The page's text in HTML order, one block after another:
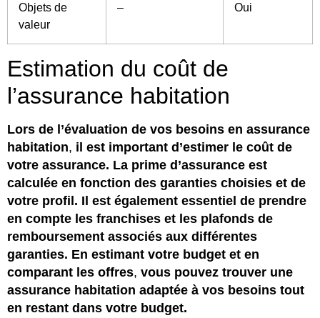
Objets de
valeur
– Oui
Estimation du coût de
l’assurance habitation
Lors de l’évaluation de vos besoins en assurance
habitation, il est important d’estimer le coût de
votre assurance. La prime d’assurance est
calculée en fonction des garanties choisies et de
votre profil. Il est également essentiel de prendre
en compte les franchises et les plafonds de
remboursement associés aux différentes
garanties. En estimant votre budget et en
comparant les offres, vous pouvez trouver une
assurance habitation adaptée à vos besoins tout
en restant dans votre budget.